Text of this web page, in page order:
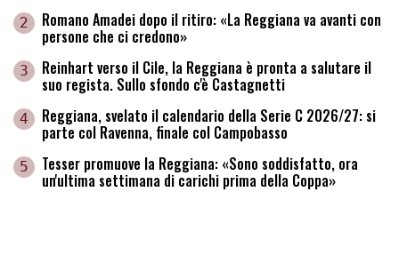
2 Romano Amadei dopo il ritiro: «La Reggiana va avanti con
persone che ci credono»
3 Reinhart verso il Cile, la Reggiana è pronta a salutare il
suo regista. Sullo sfondo c'è Castagnetti
4 Reggiana, svelato il calendario della Serie C 2026/27: si
parte col Ravenna, finale col Campobasso
5 Tesser promuove la Reggiana: «Sono soddisfatto, ora
un'ultima settimana di carichi prima della Coppa»